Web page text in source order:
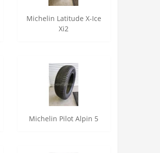
Michelin Latitude X-Ice
Xi2
Michelin Pilot Alpin 5